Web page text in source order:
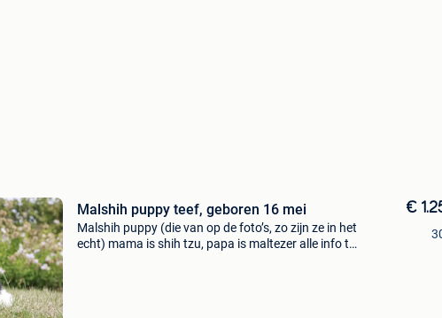
Malshih puppy teef, geboren 16 mei
Malshih puppy (die van op de foto’s, zo zijn ze in het
echt) mama is shih tzu, papa is maltezer alle info te
€